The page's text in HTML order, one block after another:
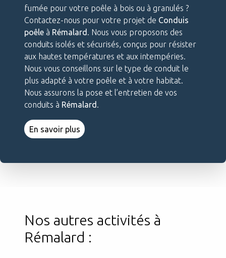
fumée pour votre poêle à bois ou à granulés ?
Contactez-nous pour votre projet de Conduis
poêle à Rémalard . Nous vous proposons des
conduits isolés et sécurisés, conçus pour résister
aux hautes températures et aux intempéries.
Nous vous conseillons sur le type de conduit le
plus adapté à votre poêle et à votre habitat.
Nous assurons la pose et l’entretien de vos
conduits à Rémalard .
En savoir plus
Nos autres activités à
Rémalard :